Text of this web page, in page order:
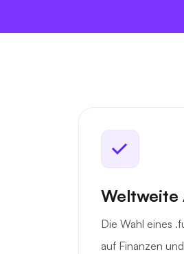
Weltweite
Die Wahl eines
auf Finanzen